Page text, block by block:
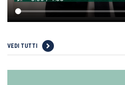
VEDI TUTTI